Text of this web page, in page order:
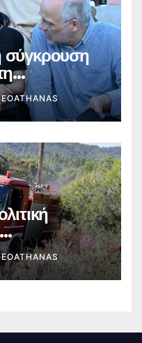
σύγκρουση